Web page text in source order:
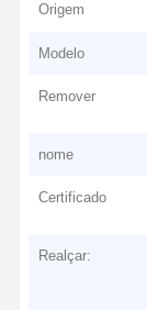
Origem
Modelo
Remover
nome
Certificado
Realçar: